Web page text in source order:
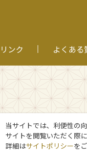
ンク よくあ
当サイトでは、利便性の
サイトを閲覧いただく際
詳細はサイトポリシーを